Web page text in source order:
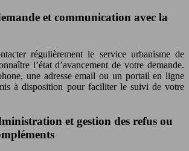
et communication avec la
régulièrement le service urbanisme de
l’état d’avancement de votre demande.
une adresse email ou un portail en ligne
à disposition pour faciliter le suivi de votre
et gestion des refus ou